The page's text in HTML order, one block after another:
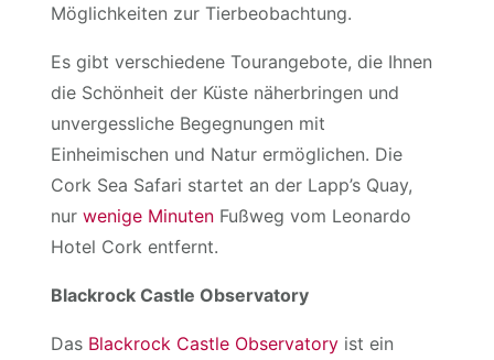
Möglichkeiten zur Tierbeobachtung.
Es gibt verschiedene Tourangebote, die Ihnen
die Schönheit der Küste näherbringen und
unvergessliche Begegnungen mit
Einheimischen und Natur ermöglichen. Die
Cork Sea Safari startet an der Lapp’s Quay,
nurwenige Minuten Fußweg vom Leonardo
Hotel Cork entfernt.
Blackrock Castle Observatory
Das Blackrock Castle Observatory ist ein